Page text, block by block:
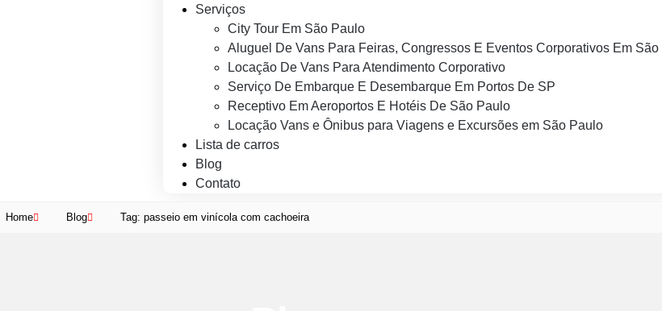
Serviços
City Tour Em São Paulo
Aluguel De Vans Para Feiras, Congressos E Eventos Corporativos Em
Locação De Vans Para Atendimento Corporativo
Serviço De Embarque E Desembarque Em Portos De SP
Receptivo Em Aeroportos E Hotéis De São Paulo
Locação Vans e Ônibus para Viagens e Excursões em São Paulo
Lista de carros
Blog
Contato
Home Blog Tag: passeio em vinícola com cachoeira